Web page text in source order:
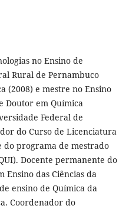
no Ensino de
Rural de Pernambuco
(2008) e mestre no Ensino
Doutor em Química
Federal de
do Curso de Licenciatura
do programa de mestrado
Docente permanente do
Ensino das Ciências da
ensino de Química da
Coordenador do